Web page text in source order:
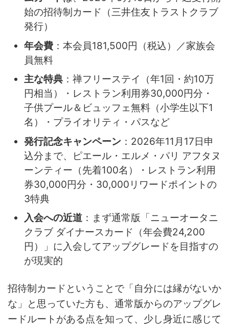
始の招待制カード（三井住友トラストクラブ
発行）
年会費 ：本会員181,500円（税込）／家族会
員無料
主な特典 ：禅フリーステイ（年1回・約10万
円相当）・レストラン利用券30,000円分・
子供プール＆ビュッフェ無料（小学生以下1
名）・プライオリティ・パスなど
発行記念キャンペーン ：2026年11月17日申
込分まで、ピエール・エルメ・パリ アフタヌ
ーンティー（先着100名）・レストラン利用
券30,000円分・30,000リワードポイントの
3特典
入会への近道 ：まず通常版「ニューオータニ
クラブ ダイナースカード（年会費24,200
円）」に入会してアップグレードを目指すの
が現実的
招待制カードということで「自分には縁がないか
な」と思っていた方も、通常版からのアップグレ
ードルートがある点を知って、少し身近に感じて